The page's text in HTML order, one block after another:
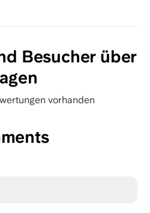
Besucher über
vorhanden